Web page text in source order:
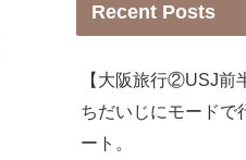
Recent Posts
【大阪旅行②USJ前
ちだいじにモードで
ート。